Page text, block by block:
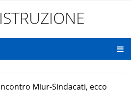
Miur-Sindacati, ecco